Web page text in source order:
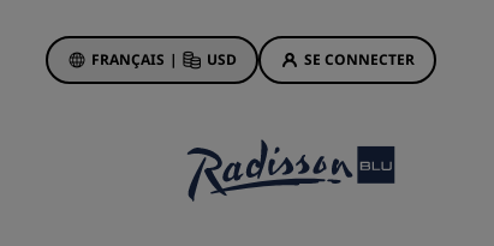
FRANÇAIS | USD SE CONNECTER
Offres d'hôtels